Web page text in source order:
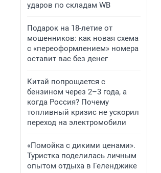
ударов по складам WB
Подарок на 18-летие от
мошенников: как новая схема
с «переоформлением» номера
оставит вас без денег
Китай попрощается с
бензином через 2–3 года, а
когда Россия? Почему
топливный кризис не ускорил
переход на электромобили
«Помойка с дикими ценами».
Туристка поделилась личным
опытом отдыха в Геленджике